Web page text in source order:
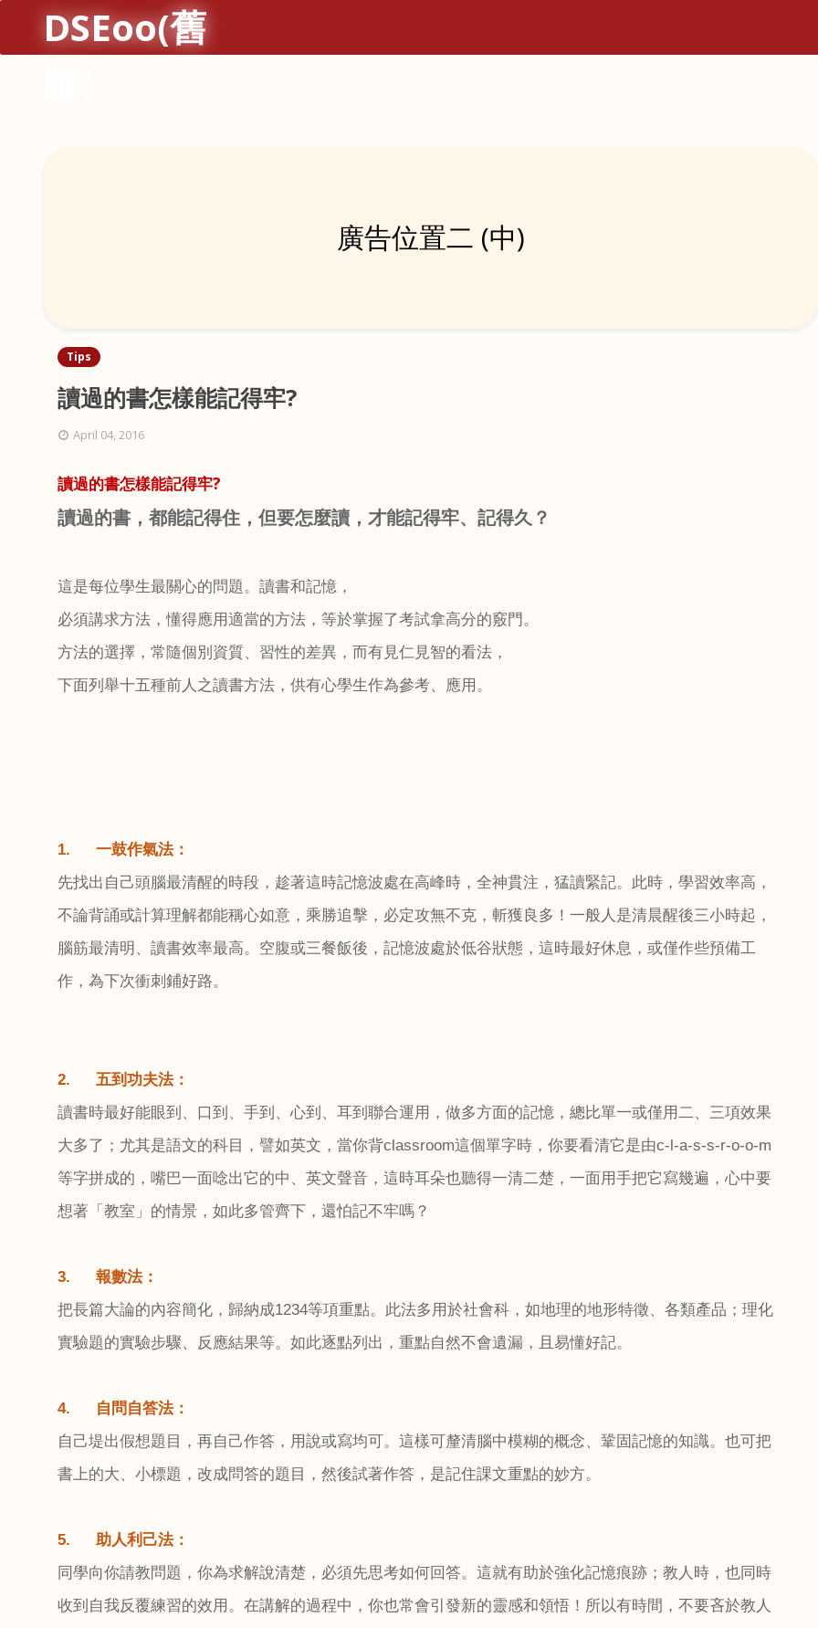
DSEoo(舊
廣告位置二 (中)
Tips
讀過的書怎樣能記得牢?
April 04, 2016
讀過的書怎樣能記得牢?
讀過的書，都能記得住，但要怎麼讀，才能記得牢、記得久？
這是每位學生最關心的問題。讀書和記憶，
必須講求方法，懂得應用適當的方法，等於掌握了考試拿高分的竅門。
方法的選擇，常隨個別資質、習性的差異，而有見仁見智的看法，
下面列舉十五種前人之讀書方法，供有心學生作為參考、應用。
1.
一鼓作氣法：
先找出自己頭腦最清醒的時段，趁著這時記憶波處在高峰時，全神貫注，猛讀緊記。此時，學習效率高，
不論背誦或計算理解都能稱心如意，乘勝追擊，必定攻無不克，斬獲良多！一般人是清晨醒後三小時起，
腦筋最清明、讀書效率最高。空腹或三餐飯後，記憶波處於低谷狀態，這時最好休息，或僅作些預備工
作，為下次衝刺鋪好路。
2.
五到功夫法：
讀書時最好能眼到、口到、手到、心到、耳到聯合運用，做多方面的記憶，總比單一或僅用二、三項效果
大多了；尤其是語文的科目，譬如英文，當你背classroom這個單字時，你要看清它是由c-l-a-s-s-r-o-o-m
等字拼成的，嘴巴一面唸出它的中、英文聲音，這時耳朵也聽得一清二楚，一面用手把它寫幾遍，心中要
想著「教室」的情景，如此多管齊下，還怕記不牢嗎？
3.
報數法：
把長篇大論的內容簡化，歸納成1234等項重點。此法多用於社會科，如地理的地形特徵、各類產品；理化
實驗題的實驗步驟、反應結果等。如此逐點列出，重點自然不會遺漏，且易懂好記。
4.
自問自答法：
自己堤出假想題目，再自己作答，用說或寫均可。這樣可釐清腦中模糊的概念、鞏固記憶的知識。也可把
書上的大、小標題，改成問答的題目，然後試著作答，是記住課文重點的妙方。
5.
助人利己法：
同學向你請教問題，你為求解說清楚，必須先思考如何回答。這就有助於強化記憶痕跡；教人時，也同時
收到自我反覆練習的效用。在講解的過程中，你也常會引發新的靈感和領悟！所以有時間，不要吝於教人